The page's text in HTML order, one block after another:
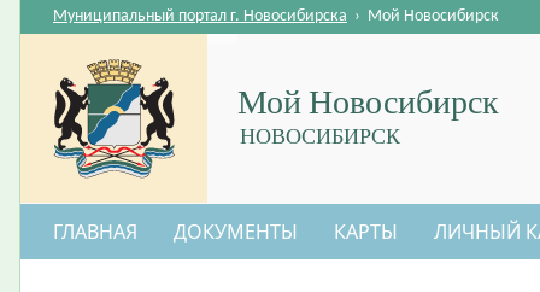
Мой Новосибирск
НОВОСИБИРСК
Муниципальный портал г. Новосибирска › Мой Новосибирск
ГЛАВНАЯ ДОКУМЕНТЫ КАРТЫ ЛИЧНЫЙ